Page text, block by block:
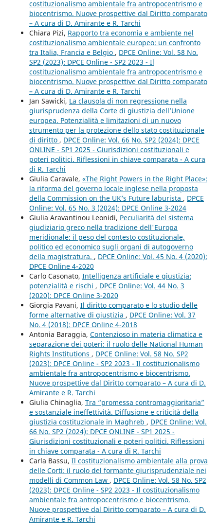
costituzionalismo ambientale fra antropocentrismo e
biocentrismo. Nuove prospettive dal Diritto comparato
– A cura di D. Amirante e R. Tarchi
Chiara Pizi, Rapporto tra economia e ambiente nel
costituzionalismo ambientale europeo: un confronto
tra Italia, Francia e Belgio , DPCE Online: Vol. 58 No.
SP2 (2023): DPCE Online - SP2 2023 - Il
costituzionalismo ambientale fra antropocentrismo e
biocentrismo. Nuove prospettive dal Diritto comparato
– A cura di D. Amirante e R. Tarchi
Jan Sawicki, La clausola di non regressione nella
giurisprudenza della Corte di giustizia dell’Unione
europea. Potenzialità e limitazioni di un nuovo
strumento per la protezione dello stato costituzionale
di diritto , DPCE Online: Vol. 66 No. SP2 (2024): DPCE
ONLINE - SP1 2025 - Giurisdizioni costituzionali e
poteri politici. Riflessioni in chiave comparata - A cura
di R. Tarchi
Giulia Caravale, «The Right Powers in the Right Place»:
la riforma del governo locale inglese nella proposta
della Commission on the UK’s Future laburista , DPCE
Online: Vol. 65 No. 3 (2024): DPCE Online 3-2024
Giulia Aravantinou Leonidi, Peculiarità del sistema
giudiziario greco nella tradizione dell'Europa
meridionale: il peso del contesto costituzionale,
politico ed economico sugli organi di autogoverno
della magistratura. , DPCE Online: Vol. 45 No. 4 (2020):
DPCE Online 4-2020
Carlo Casonato, Intelligenza artificiale e giustizia:
potenzialità e rischi , DPCE Online: Vol. 44 No. 3
(2020): DPCE Online 3-2020
Giorgia Pavani, Il diritto comparato e lo studio delle
forme alternative di giustizia , DPCE Online: Vol. 37
No. 4 (2018): DPCE Online 4-2018
Antonia Baraggia, Contenzioso in materia climatica e
separazione dei poteri: il ruolo delle National Human
Rights Institutions , DPCE Online: Vol. 58 No. SP2
(2023): DPCE Online - SP2 2023 - Il costituzionalismo
ambientale fra antropocentrismo e biocentrismo.
Nuove prospettive dal Diritto comparato – A cura di D.
Amirante e R. Tarchi
Giulia Chinaglia, Tra “promessa contromaggioritaria”
e sostanziale ineffettività. Diffusione e criticità della
giustizia costituzionale in Maghreb , DPCE Online: Vol.
66 No. SP2 (2024): DPCE ONLINE - SP1 2025 -
Giurisdizioni costituzionali e poteri politici. Riflessioni
in chiave comparata - A cura di R. Tarchi
Carla Bassu, Il costituzionalismo ambientale alla prova
delle Corti: il ruolo del formante giurisprudenziale nei
modelli di Common Law , DPCE Online: Vol. 58 No. SP2
(2023): DPCE Online - SP2 2023 - Il costituzionalismo
ambientale fra antropocentrismo e biocentrismo.
Nuove prospettive dal Diritto comparato – A cura di D.
Amirante e R. Tarchi